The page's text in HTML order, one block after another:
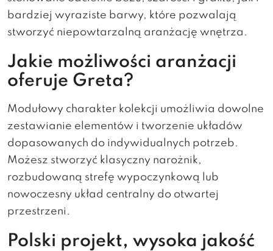
bardziej wyraziste barwy, które pozwalają
stworzyć niepowtarzalną aranżację wnętrza.
Jakie możliwości aranżacji
oferuje Greta?
Modułowy charakter kolekcji umożliwia dowolne
zestawianie elementów i tworzenie układów
dopasowanych do indywidualnych potrzeb.
Możesz stworzyć klasyczny narożnik,
rozbudowaną strefę wypoczynkową lub
nowoczesny układ centralny do otwartej
przestrzeni.
Polski projekt, wysoka jakość